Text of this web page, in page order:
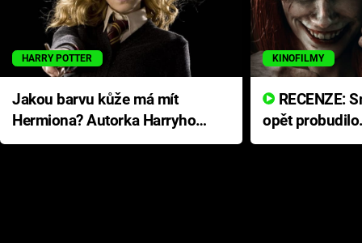
HARRY POTTER
Jakou barvu kůže má mít
Hermiona? Autorka Harryho
Pottera přišla s ráznou
KINOFILMY
opět
přichází s